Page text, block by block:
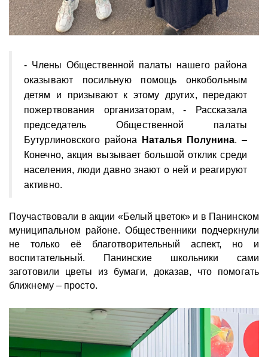
- Члены Общественной палаты нашего района
оказывают посильную помощь онкобольным
детям и призывают к этому других, передают
пожертвования организаторам, - Рассказала
председатель Общественной палаты
Бутурлиновского района
Наталья Полунина. –
Конечно, акция вызывает большой отклик среди
населения, люди давно знают о ней и реагируют
активно.
Поучаствовали в акции «Белый цветок» и в Панинском
муниципальном районе. Общественники подчеркнули
не только её благотворительный аспект, но и
воспитательный. Панинские школьники сами
заготовили цветы из бумаги, доказав, что помогать
ближнему – просто.